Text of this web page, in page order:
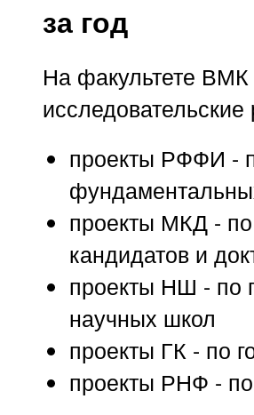
за год
На факультете
проекты РФФИ -
проекты МКД -
кандидатов и
проекты НШ - по
научных школ
проекты ГК - по
проекты РНФ - по